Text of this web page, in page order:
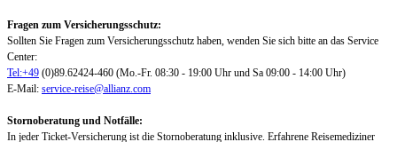
Fragen zum Versicherungsschutz:
Sollten Sie Fragen zum Versicherungsschutz haben, wenden Sie sich bitte an das Service
Center:
Tel:+49 (0)89.62424-460 (Mo.-Fr. 08:30 - 19:00 Uhr und Sa 09:00 - 14:00 Uhr)
E-Mail: service-reise@allianz.com
Stornoberatung und Notfälle:
In jeder Ticket-Versicherung ist die Stornoberatung inklusive. Erfahrene Reisemediziner